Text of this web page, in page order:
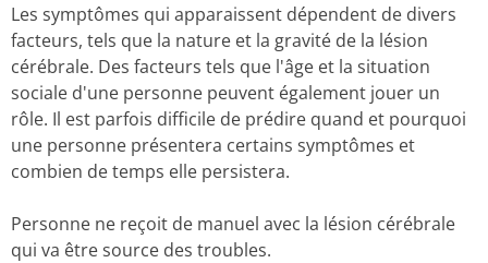
Les symptômes qui apparaissent dépendent de divers
facteurs, tels que la nature et la gravité de la lésion
cérébrale. Des facteurs tels que l'âge et la situation
sociale d'une personne peuvent également jouer un
rôle. Il est parfois difficile de prédire quand et pourquoi
une personne présentera certains symptômes et
combien de temps elle persistera.
Personne ne reçoit de manuel avec la lésion cérébrale
qui va être source des troubles.